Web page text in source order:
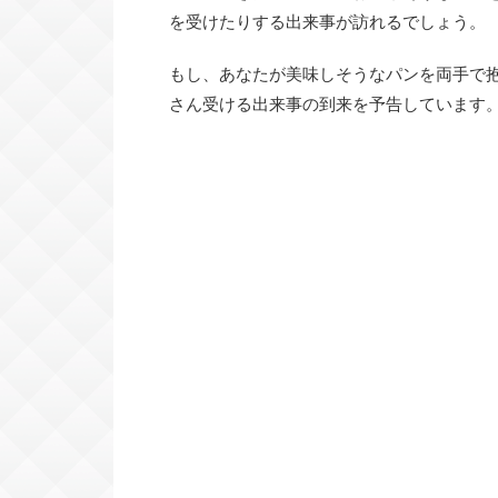
を受けたりする出来事が訪れるでしょう。
もし、あなたが美味しそうなパンを両手
さん受ける出来事の到来を予告しています